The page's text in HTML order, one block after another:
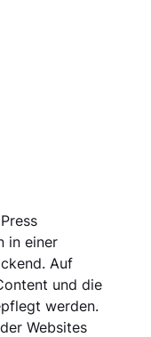
in einer
Auf
und die
werden.
Websites